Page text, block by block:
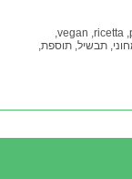
ricetta,
vegan,
תבשיל, תוספת,